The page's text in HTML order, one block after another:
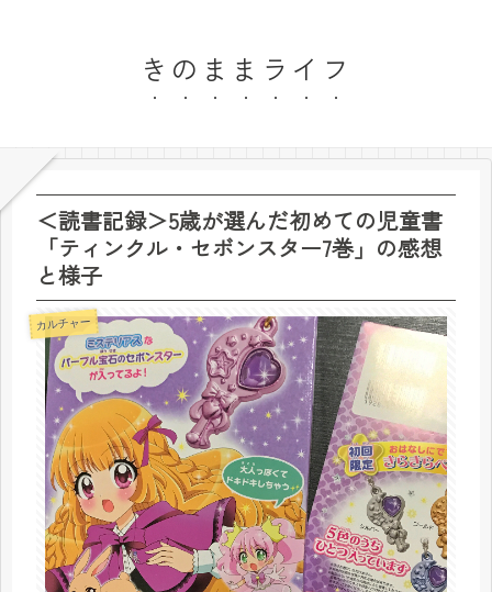
きのままライフ
＜読書記録＞5歳が選んだ初めての児童書
「ティンクル・セボンスター7巻」の感想
と様子
カルチャー